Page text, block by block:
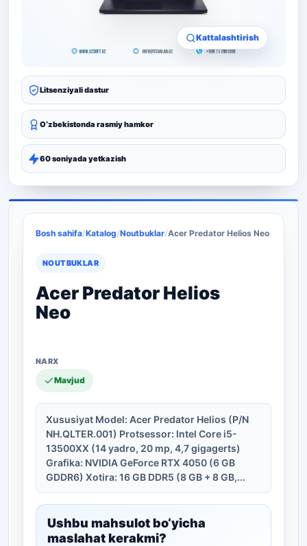
Kattalashtirish
Litsenziyali dastur
Oʻzbekistonda rasmiy hamkor
60 soniyada yetkazish
Bosh sahifa/Katalog/Noutbuklar/Acer Predator Helios Neo
NOUTBUKLAR
Acer Predator Helios
Neo
Mavjud
Xususiyat Model: Acer Predator Helios (P/N
NH.QLTER.001) Protsessor: Intel Core i5-
13500XX (14 yadro, 20 mp, 4,7 gigagerts)
Grafika: NVIDIA GeForce RTX 4050 (6 GB
GDDR6) Xotira: 16 GB DDR5 (8 GB + 8 GB,...
Ushbu mahsulot bo‘yicha
maslahat kerakmi?